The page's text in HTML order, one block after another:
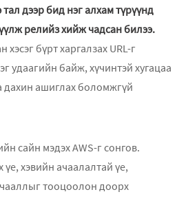
тал дээр бид нэг алхам түрүүнд
релийз хийж чадсан билээ.
бүрт харгалзах URL-г
удаагийн байж, хүчинтэй хугацаа
дахин ашиглах боломжгүй
сайн мэдэх AWS-г сонгов.
хэвийн ачаалалтай үе,
тооцоолон доорх